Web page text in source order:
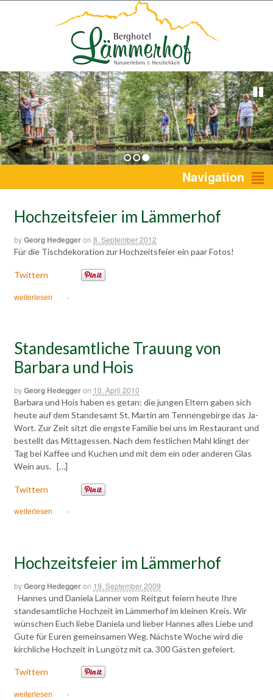
1 2 3 Navigation
Hochzeitsfeier im Lämmerhof
byGeorg Hedeggeron 8. September 2012
Für die Tischdekoration zur Hochzeitsfeier ein paar Fotos!
Twittern
weiterlesen ·
Standesamtliche Trauung von
Barbara und Hois
byGeorg Hedeggeron 10. April 2010
Barbara und Hois haben es getan: die jungen Eltern gaben sich
heute auf dem Standesamt St. Martin am Tennengebirge das Ja-
Wort. Zur Zeit sitzt die engste Familie bei uns im Restaurant und
bestellt das Mittagessen. Nach dem festlichen Mahl klingt der
Tag bei Kaffee und Kuchen und mit dem ein oder anderen Glas
Wein aus. […]
Twittern
weiterlesen ·
Hochzeitsfeier im Lämmerhof
byGeorg Hedeggeron 19. September 2009
Hannes und Daniela Lanner vom Reitgut feiern heute Ihre
standesamtliche Hochzeit im Lämmerhof im kleinen Kreis. Wir
wünschen Euch liebe Daniela und lieber Hannes alles Liebe und
Gute für Euren gemeinsamen Weg. Nächste Woche wird die
kirchliche Hochzeit in Lungötz mit ca. 300 Gästen gefeiert.
Twittern
weiterlesen ·